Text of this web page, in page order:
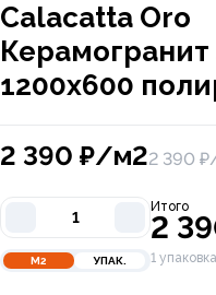
Calacatta Oro
Керамогранит
1200x600
2 390 ₽/м22 390
М2 УПАК.
Итого
2
1